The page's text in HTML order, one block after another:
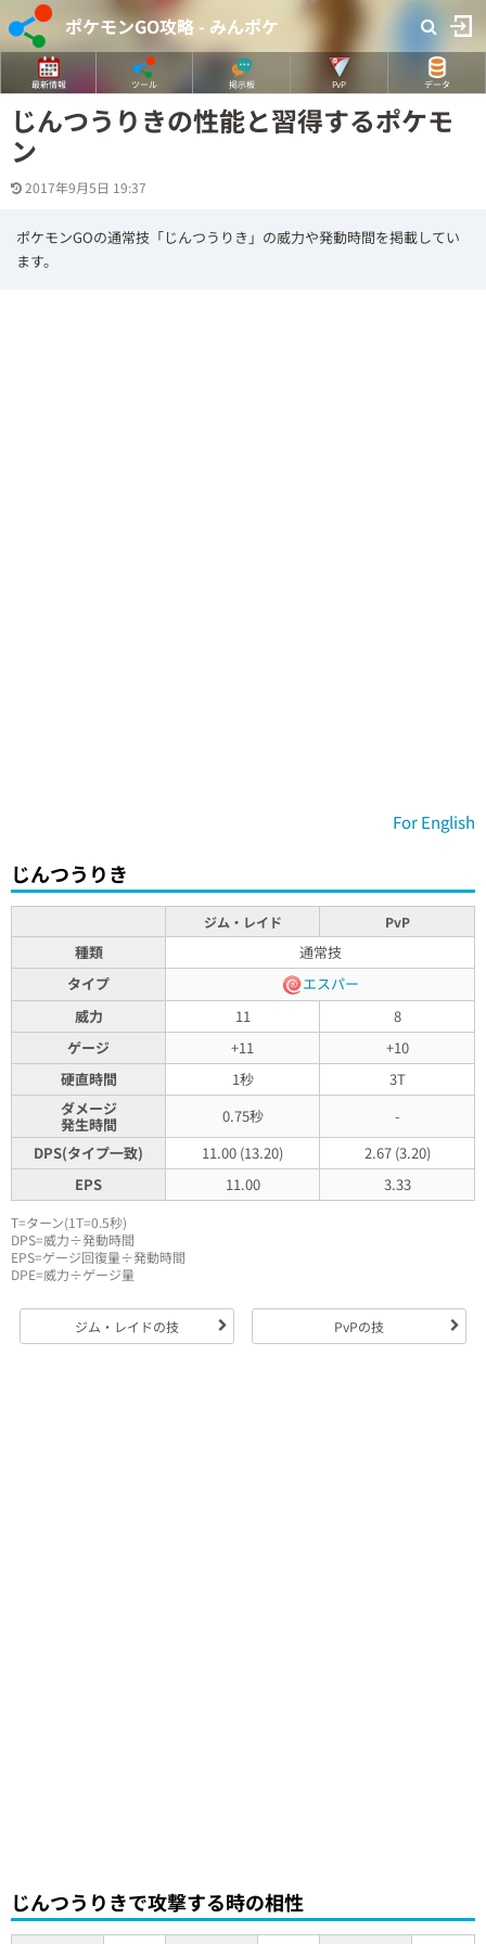
ポケモンGO攻略 - みんポケ
最新情報 ツール 掲示板 PvP データ
じんつうりきの性能と習得するポケモ
ン
2017年9月5日 19:37
ポケモンGOの通常技「じんつうりき」の威力や発動時間を掲載してい
ます。
For English
じんつうりき
ジム・レイド PvP
種類
通常技
タイプ
エスパー
威力
11
8
ゲージ
+11
+10
硬直時間
1秒
3T
ダメージ
発生時間 0.75秒
-
DPS(タイプ一致)
11.00 (13.20)
2.67 (3.20)
EPS
11.00 3.33
T=ターン(1T=0.5秒)
DPS=威力÷発動時間
EPS=ゲージ回復量÷発動時間
DPE=威力÷ゲージ量
ジム・レイドの技 PvPの技
じんつうりきで攻撃する時の相性